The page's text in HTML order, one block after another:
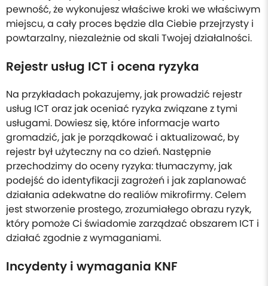
pewność, że wykonujesz właściwe kroki we właściwym
miejscu, a cały proces będzie dla Ciebie przejrzysty i
powtarzalny, niezależnie od skali Twojej działalności.
Rejestr usług ICT i ocena ryzyka
Na przykładach pokazujemy, jak prowadzić rejestr
usług ICT oraz jak oceniać ryzyka związane z tymi
usługami. Dowiesz się, które informacje warto
gromadzić, jak je porządkować i aktualizować, by
rejestr był użyteczny na co dzień. Następnie
przechodzimy do oceny ryzyka: tłumaczymy, jak
podejść do identyfikacji zagrożeń i jak zaplanować
działania adekwatne do realiów mikrofirmy. Celem
jest stworzenie prostego, zrozumiałego obrazu ryzyk,
który pomoże Ci świadomie zarządzać obszarem ICT i
działać zgodnie z wymaganiami.
Incydenty i wymagania KNF